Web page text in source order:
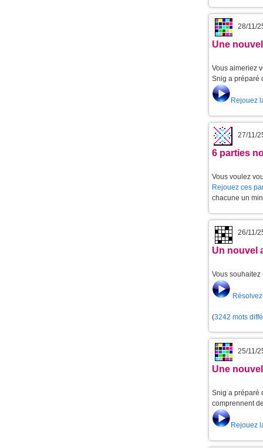
28/11/
Une
Vous aimeriez
Snig a préparé
Rejouez
27/11/
6 parties
Vous voulez
Rejouez ces
chacune un
26/11/
Un nouvel
Vous souhaitez
(3242 mots
25/11/
Une
Snig a préparé
comprennent
Rejouez